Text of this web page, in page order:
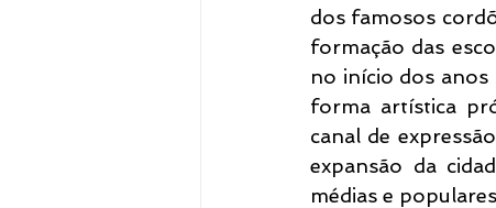
dos famosos
formação das
no início dos anos
forma artística
canal de
expansão da
médias e